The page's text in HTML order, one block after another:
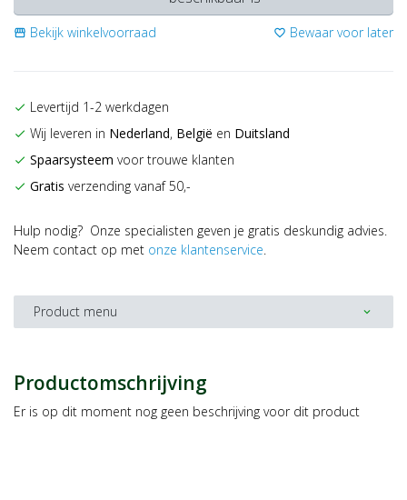
storefront Bekijk winkelvoorraad favorite_border Bewaar voor later
check Levertijd 1-2 werkdagen
check Wij leveren in Nederland, België en Duitsland
check Spaarsysteem voor trouwe klanten
check Gratis verzending vanaf 50,-
Hulp nodig? Onze specialisten geven je gratis deskundig advies.
Neem contact op met onze klantenservice.
Product menu expand_more
Productomschrijving
Er is op dit moment nog geen beschrijving voor dit product